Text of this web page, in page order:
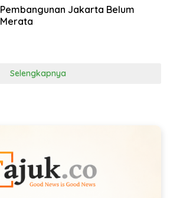
2026
Pembangunan Jakarta Belum
Merata
Selengkapnya